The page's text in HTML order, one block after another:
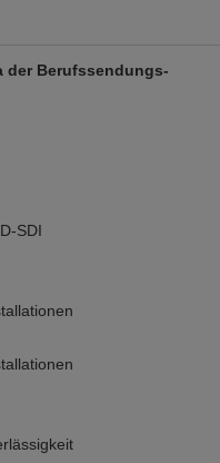
der Berufssendungs-
SDI